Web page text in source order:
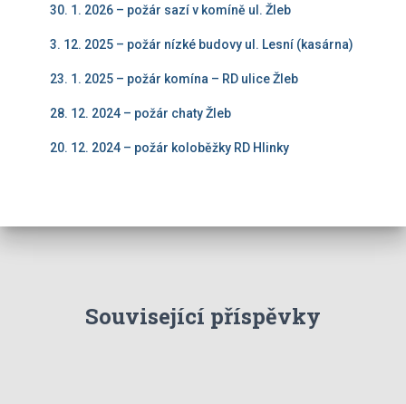
30. 1. 2026 – požár sazí v komíně ul. Žleb
3. 12. 2025 – požár nízké budovy ul. Lesní (kasárna)
23. 1. 2025 – požár komína – RD ulice Žleb
28. 12. 2024 – požár chaty Žleb
20. 12. 2024 – požár koloběžky RD Hlinky
Související příspěvky